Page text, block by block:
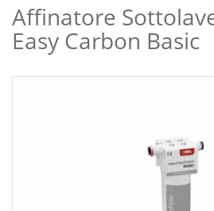
Affinatore Sottolavello - Gelpur
Easy Carbon Basic